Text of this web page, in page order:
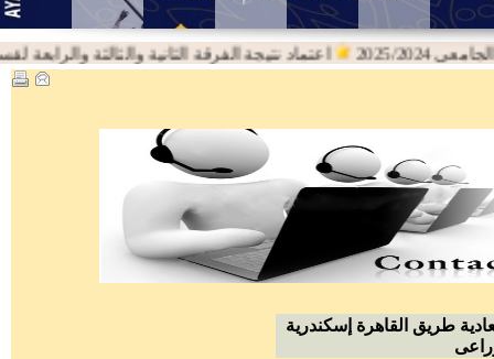
2024 اعتماد نتيجة الفرقة الثانية والثالثة والرابعة لقسم
طريق القاهرة إسكندرية